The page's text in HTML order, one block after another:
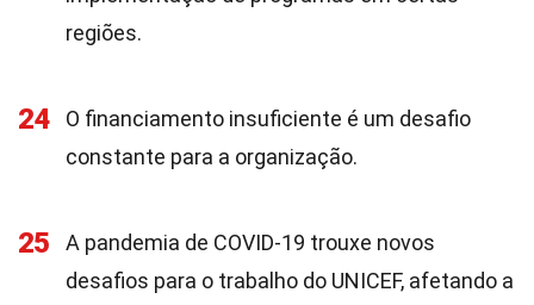
regiões.
24
O financiamento insuficiente é um desafio
constante para a organização.
25
A pandemia de COVID-19 trouxe novos
desafios para o trabalho do UNICEF, afetando a